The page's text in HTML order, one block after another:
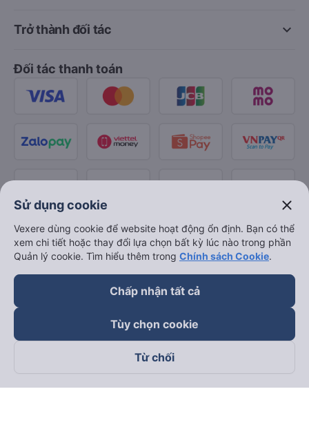
keyboard_arrow_down
Trở thành đối tác
Đối tác thanh toán
Theo dõi chúng tôi trên
Sử dụng cookie close
Vexere dùng cookie để website hoạt động ổn định. Bạn có thể
xem chi tiết hoặc thay đổi lựa chọn bất kỳ lúc nào trong phần
Quản lý cookie. Tìm hiểu thêm trong Chính sách Cookie.
Chấp nhận tất cả
Tùy chọn cookie
Từ chối